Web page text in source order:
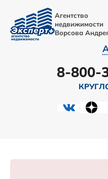
Агентство
недвижимости
Ворсова
8-800-